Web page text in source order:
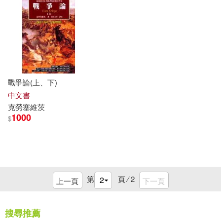
戰爭論(上、下)
中文書
克勞塞維茨
$1000
上一頁 第 頁 ⁄2 下一頁
搜尋推薦